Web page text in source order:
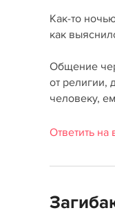
Как-то
как
Общение
от религии,
человеку,
Ответить на